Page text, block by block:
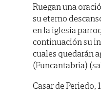
Ruegan una
su eterno
en la iglesia
continuación su
cuales quedarán
(Funcantabria)
Casar de Periedo,